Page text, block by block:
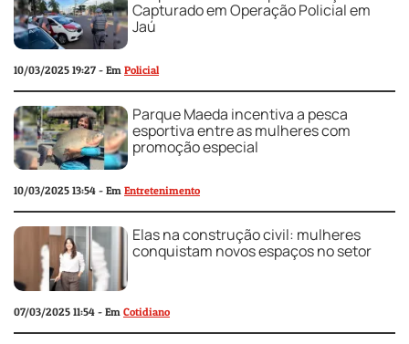
Capturado em Operação Policial em
Jaú
10/03/2025 19:27 - Em Policial
Parque Maeda incentiva a pesca
esportiva entre as mulheres com
promoção especial
10/03/2025 13:54 - Em Entretenimento
Elas na construção civil: mulheres
conquistam novos espaços no setor
07/03/2025 11:54 - Em Cotidiano